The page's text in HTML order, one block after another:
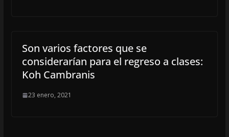
Son varios factores que se
considerarían para el regreso a clases:
Koh Cambranis
23 enero, 2021